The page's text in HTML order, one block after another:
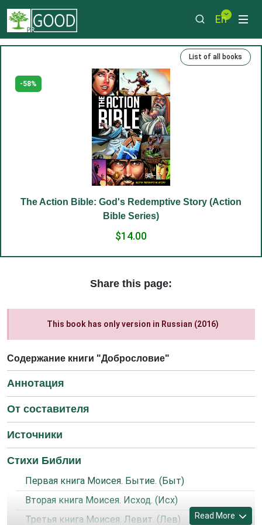
En
List of all books
-58%
The Action Bible: God's Redemptive Story (Action
Bible Series)
$14.00
Share this page:
This book has only version in Russian (2016)
Содержание книги "Добрословие"
Аннотация
От составителя
Источники
Стихи Библии
Первая книга Моисея. Бытие. (Быт)
Вторая книга Моисея. Исход. (Исх)
Третья книга Моисея. Левит. (Лев)
Read More